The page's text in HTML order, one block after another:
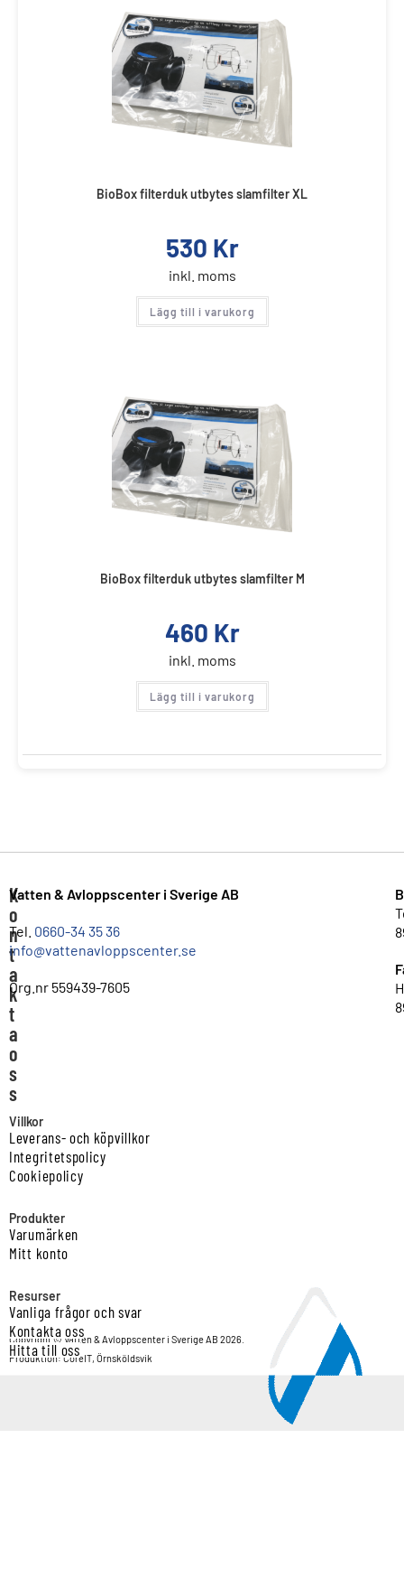
BioBox filterduk utbytes slamfilter XL
530 Kr
inkl. moms
Lägg till i varukorg
BioBox filterduk utbytes slamfilter M
460 Kr
inkl. moms
Lägg till i varukorg
K
o
n
t
a
k
t
a
o
s
s
Vatten & Avloppscenter i Sverige AB
Tel. 0660-34 35 36
info@vattenavloppscenter.se
Org.nr 559439-7605
Villkor
Leverans- och köpvillkor
Integritetspolicy
Cookiepolicy
Produkter
Varumärken
Mitt konto
Resurser
Vanliga frågor och svar
Kontakta oss
Hitta till oss
Copyright © Vatten & Avloppscenter i Sverige AB 2026.
Produktion: CoreIT, Örnsköldsvik